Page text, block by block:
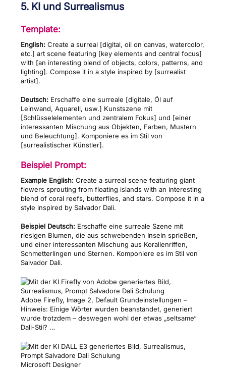
5. KI und Surrealismus
Template:
English:Create a surreal [digital, oil on canvas, watercolor,
etc.] art scene featuring [key elements and central focus]
with [an interesting blend of objects, colors, patterns, and
lighting]. Compose it in a style inspired by [surrealist
artist].
Deutsch: Erschaffe eine surreale [digitale, Öl auf
Leinwand, Aquarell, usw.] Kunstszene mit
[Schlüsselelementen und zentralem Fokus] und [einer
interessanten Mischung aus Objekten, Farben, Mustern
und Beleuchtung]. Komponiere es im Stil von
[surrealistischer Künstler].
Beispiel Prompt:
Example English:Create a surreal scene featuring giant
flowers sprouting from floating islands with an interesting
blend of coral reefs, butterflies, and stars. Compose it in a
style inspired by Salvador Dali.
Beispiel Deutsch: Erschaffe eine surreale Szene mit
riesigen Blumen, die aus schwebenden Inseln sprießen,
und einer interessanten Mischung aus Korallenriffen,
Schmetterlingen und Sternen. Komponiere es im Stil von
Salvador Dali.
Adobe Firefly, Image 2, Default Grundeinstellungen –
Hinweis: Einige Wörter wurden beanstandet, generiert
wurde trotzdem – deswegen wohl der etwas „seltsame“
Dali-Stil? …
Microsoft Designer